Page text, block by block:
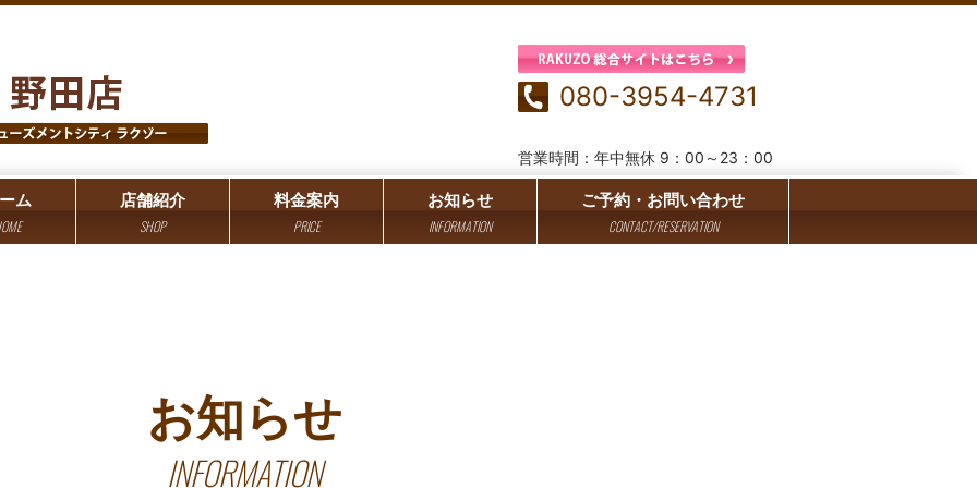
080-3954-4731
営業時間：年中無休 9：00～23：00
ム 店舗紹介
SHOP
料金案内
PRICE
お知らせ
INFORMATION
ご予約・お問い合わせ
CONTACT/RESERVATION
お知らせ
INFORMATION